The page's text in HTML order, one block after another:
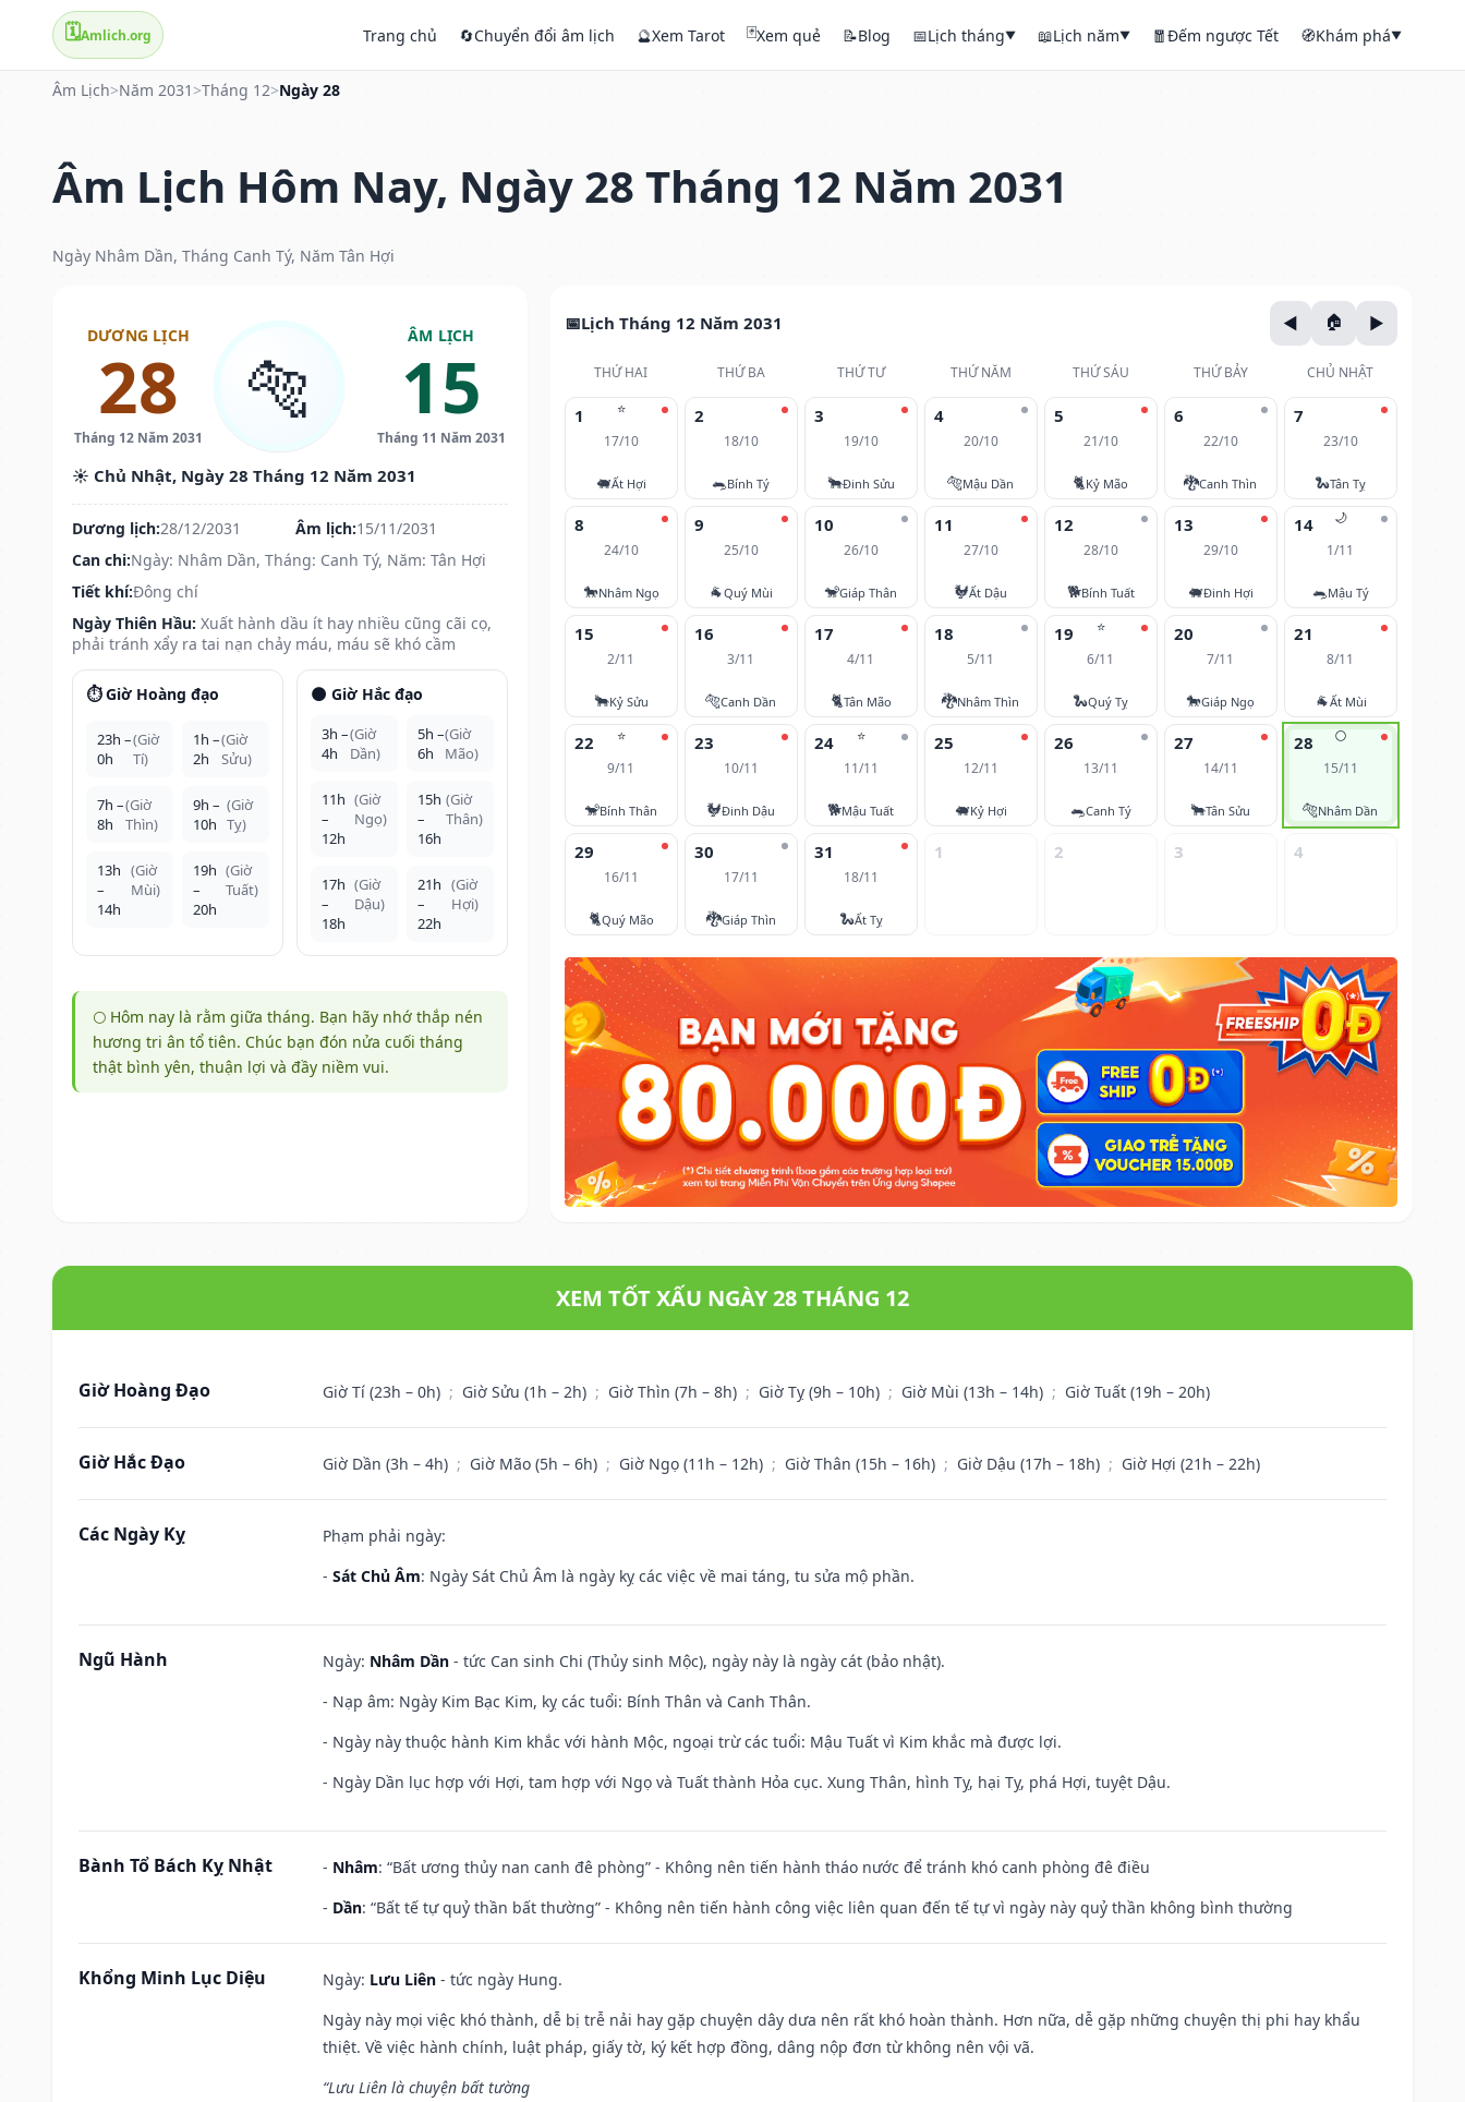
🗓️Amlich.org Trang chủ 🔄Chuyển đổi âm lịch 🔮Xem Tarot 🃏Xem quẻ 📝Blog 📅Lịch tháng▼ 📖Lịch năm▼ 🧧Đếm ngược Tết 🧭Khám phá▼
Âm Lịch>Năm 2031 >Tháng 12>Ngày 28
Âm Lịch Hôm Nay, Ngày 28 Tháng 12 Năm 2031
Ngày Nhâm Dần, Tháng Canh Tý, Năm Tân Hợi
DƯƠNG LỊCH
28
Tháng 12 Năm 2031
🐅
ÂM LỊCH
15
Tháng 11 Năm 2031
☀️ Chủ Nhật, Ngày 28 Tháng 12 Năm 2031
Dương lịch:28/12/2031 Âm lịch:15/11/2031
Can chi:Ngày: Nhâm Dần, Tháng: Canh Tý, Năm: Tân Hợi
Tiết khí:Đông chí
Ngày Thiên Hầu: Xuất hành dầu ít hay nhiều cũng cãi cọ,
phải tránh xẩy ra tai nạn chảy máu, máu sẽ khó cầm
⏱️ Giờ Hoàng đạo
23h –
0h
(Giờ
Tí)
1h –
2h
(Giờ
Sửu)
7h –
8h
(Giờ
Thìn)
9h –
10h
(Giờ
Tỵ)
13h
–
14h
(Giờ
Mùi)
19h
–
20h
(Giờ
Tuất)
🌑 Giờ Hắc đạo
3h –
4h
(Giờ
Dần)
5h –
6h
(Giờ
Mão)
11h
–
12h
(Giờ
Ngọ)
15h
–
16h
(Giờ
Thân)
17h
–
18h
(Giờ
Dậu)
21h
–
22h
(Giờ
Hợi)
🌕 Hôm nay là rằm giữa tháng. Bạn hãy nhớ thắp nén
hương tri ân tổ tiên. Chúc bạn đón nửa cuối tháng
thật bình yên, thuận lợi và đầy niềm vui.
Lịch Tháng 12 Năm 2031
THỨ HAI THỨ BA THỨ TƯ THỨ NĂM THỨ SÁU THỨ BẢY
CHỦ NHẬT
⭐
1
17/10
🐖Ất Hợi
2
18/10
🐀Bính Tý
3
19/10
🐂Đinh Sửu
4
20/10
🐅Mậu Dần
5
21/10
🐈Kỷ Mão
6
22/10
🐉Canh Thìn
7
23/10
🐍Tân Tỵ
8
24/10
🐎Nhâm Ngọ
9
25/10
🐐Quý Mùi
10
26/10
🐒Giáp Thân
11
27/10
🐓Ất Dậu
12
28/10
🐕Bính Tuất
13
29/10
🐖Đinh Hợi
🌙
14
1/11
🐀Mậu Tý
15
2/11
🐂Kỷ Sửu
16
3/11
🐅Canh Dần
17
4/11
🐈Tân Mão
18
5/11
🐉Nhâm Thìn
⭐
19
6/11
🐍Quý Tỵ
20
7/11
🐎Giáp Ngọ
21
8/11
🐐Ất Mùi
⭐
22
9/11
🐒Bính Thân
23
10/11
🐓Đinh Dậu
⭐
24
11/11
🐕Mậu Tuất
25
12/11
🐖Kỷ Hợi
26
13/11
🐀Canh Tý
27
14/11
🐂Tân Sửu
🌕
28
15/11
🐅Nhâm Dần
29
16/11
🐈Quý Mão
30
17/11
🐉Giáp Thìn
31
18/11
🐍Ất Tỵ
1 2 3 4
XEM TỐT XẤU NGÀY 28 THÁNG 12
Giờ Hoàng Đạo Giờ Tí (23h – 0h) ; Giờ Sửu (1h – 2h) ; Giờ Thìn (7h – 8h) ; Giờ Tỵ (9h – 10h) ; Giờ Mùi (13h – 14h) ; Giờ Tuất (19h – 20h)
Giờ Hắc Đạo Giờ Dần (3h – 4h) ; Giờ Mão (5h – 6h) ; Giờ Ngọ (11h – 12h) ; Giờ Thân (15h – 16h) ; Giờ Dậu (17h – 18h) ; Giờ Hợi (21h – 22h)
Các Ngày Kỵ
Phạm phải ngày:
- Sát Chủ Âm: Ngày Sát Chủ Âm là ngày kỵ các việc về mai táng, tu sửa mộ phần.
Ngũ Hành Ngày: Nhâm Dần - tức Can sinh Chi (Thủy sinh Mộc), ngày này là ngày cát (bảo nhật).
- Nạp âm: Ngày Kim Bạc Kim, kỵ các tuổi: Bính Thân và Canh Thân.
- Ngày này thuộc hành Kim khắc với hành Mộc, ngoại trừ các tuổi: Mậu Tuất vì Kim khắc mà được lợi.
- Ngày Dần lục hợp với Hợi, tam hợp với Ngọ và Tuất thành Hỏa cục. Xung Thân, hình Tỵ, hại Tỵ, phá Hợi, tuyệt Dậu.
Bành Tổ Bách Kỵ Nhật - Nhâm: “Bất ương thủy nan canh đê phòng” - Không nên tiến hành tháo nước để tránh khó canh phòng đê điều
- Dần: “Bất tế tự quỷ thần bất thường” - Không nên tiến hành công việc liên quan đến tế tự vì ngày này quỷ thần không bình thường
Khổng Minh Lục Diệu Ngày: Lưu Liên - tức ngày Hung.
Ngày này mọi việc khó thành, dễ bị trễ nải hay gặp chuyện dây dưa nên rất khó hoàn thành. Hơn nữa, dễ gặp những chuyện thị phi hay khẩu
thiệt. Về việc hành chính, luật pháp, giấy tờ, ký kết hợp đồng, dâng nộp đơn từ không nên vội vã.
“Lưu Liên là chuyện bất tường